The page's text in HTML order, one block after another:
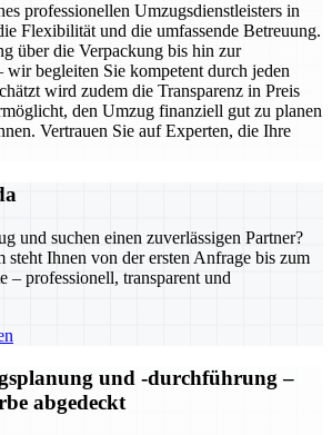
professionellen Umzugsdienstleisters in
Flexibilität und die umfassende Betreuung.
über die Verpackung bis hin zur
begleiten Sie kompetent durch jeden
wird zudem die Transparenz in Preis
den Umzug finanziell gut zu planen
Vertrauen Sie auf Experten, die Ihre
und suchen einen zuverlässigen Partner?
steht Ihnen von der ersten Anfrage bis zum
– professionell, transparent und
und -durchführung –
abgedeckt